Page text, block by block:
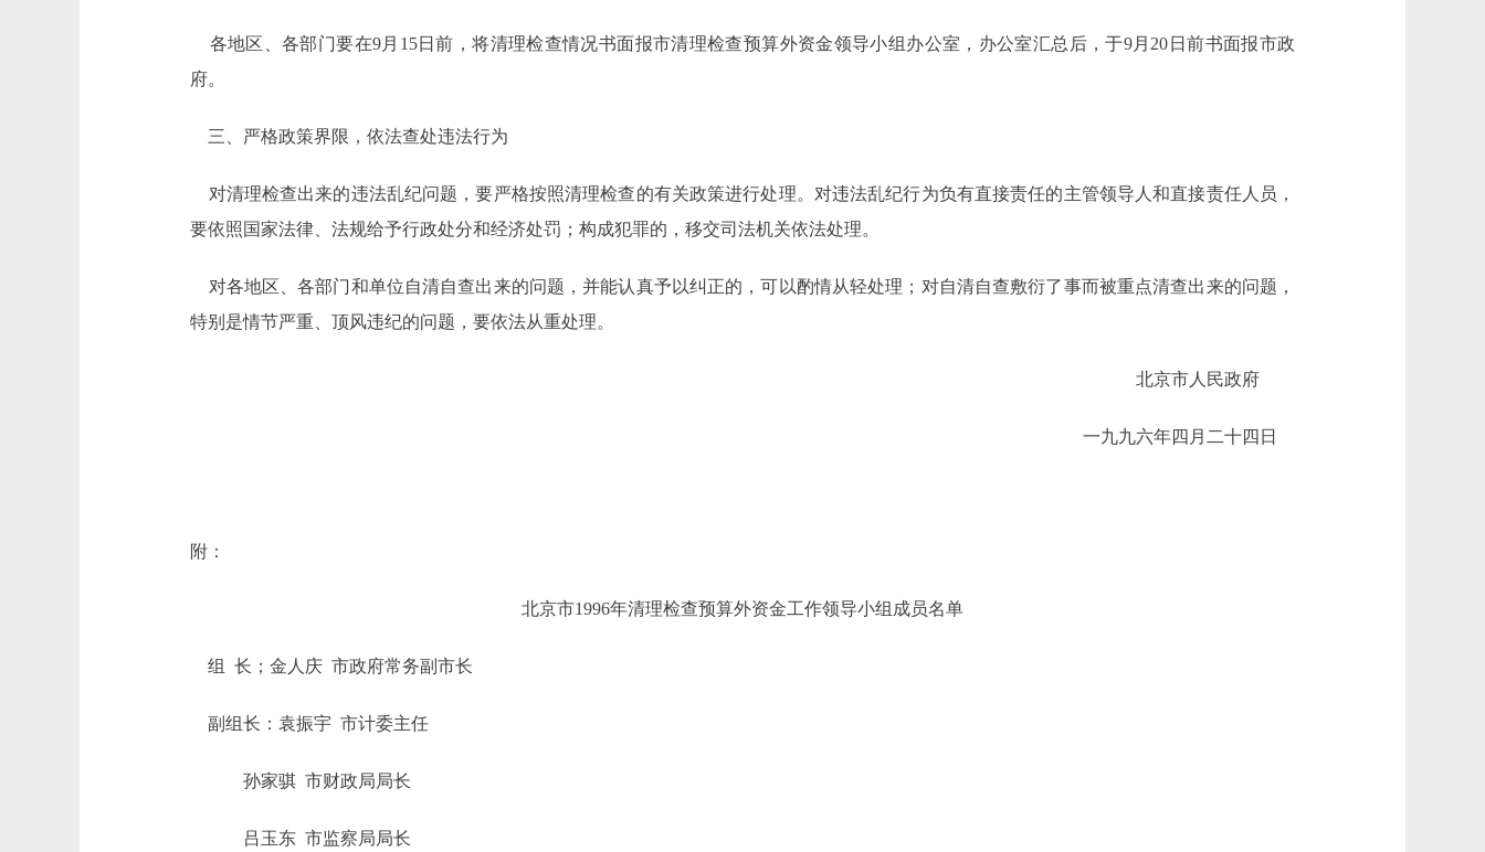
各地区、各部门要在9月15日前，将清理检查情况书面报市清理检查预算外资金领导小组办公室，办公室汇总后，于9月20日前书面报市政
府。
三、严格政策界限，依法查处违法行为
对清理检查出来的违法乱纪问题，要严格按照清理检查的有关政策进行处理。对违法乱纪行为负有直接责任的主管领导人和直接责任人员，
要依照国家法律、法规给予行政处分和经济处罚；构成犯罪的，移交司法机关依法处理。
对各地区、各部门和单位自清自查出来的问题，并能认真予以纠正的，可以酌情从轻处理；对自清自查敷衍了事而被重点清查出来的问题，
特别是情节严重、顶风违纪的问题，要依法从重处理。
北京市人民政府
一九九六年四月二十四日
附：
北京市1996年清理检查预算外资金工作领导小组成员名单
组 长；金人庆 市政府常务副市长
副组长：袁振宇 市计委主任
孙家骐 市财政局局长
吕玉东 市监察局局长